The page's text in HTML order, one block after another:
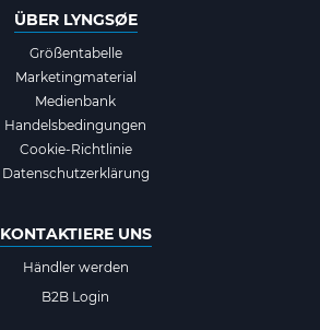
ÜBER LYNGSØE
Größentabelle
Marketingmaterial
Medienbank
Handelsbedingungen
Cookie-Richtlinie
Datenschutzerklärung
KONTAKTIERE UNS
Händler werden
B2B Login